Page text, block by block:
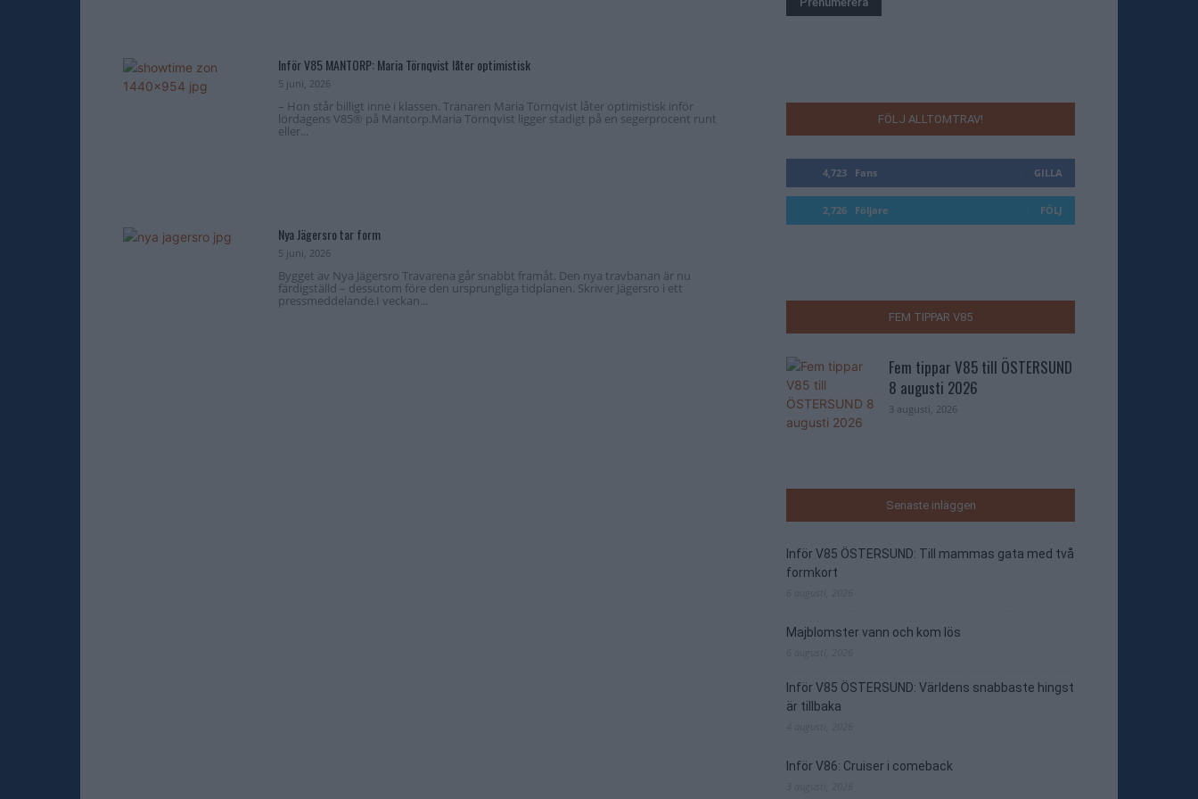
Inför V85 MANTORP: Maria Törnqvist låter optimistisk
5 juni, 2026
– Hon står billigt inne i klassen. Tränaren Maria Törnqvist låter optimistisk inför
lördagens V85® på Mantorp.Maria Törnqvist ligger stadigt på en segerprocent runt
eller...
Nya Jägersro tar form
5 juni, 2026
Bygget av Nya Jägersro Travarena går snabbt framåt. Den nya travbanan är nu
färdigställd – dessutom före den ursprungliga tidplanen. Skriver Jägersro i ett
pressmeddelande.I veckan...
FÖLJ ALLTOMTRAV!
4,723 Fans GILLA
2,726 Följare FÖLJ
FEM TIPPAR V85
Fem tippar V85 till ÖSTERSUND
8 augusti 2026
3 augusti, 2026
Senaste inläggen
Inför V85 ÖSTERSUND: Till mammas gata med två
formkort
Majblomster vann och kom lös
Inför V85 ÖSTERSUND: Världens snabbaste hingst
är tillbaka
Inför V86: Cruiser i comeback